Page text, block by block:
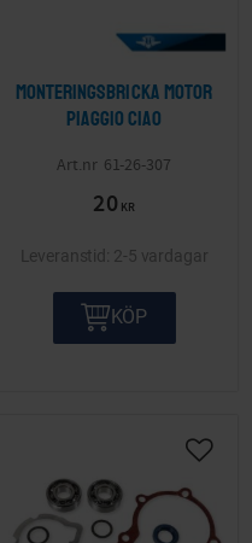
Monteringsbricka motor
Piaggio Ciao
61-26-307
20 KR
2-5 vardagar
KÖP
önskelista Lägg